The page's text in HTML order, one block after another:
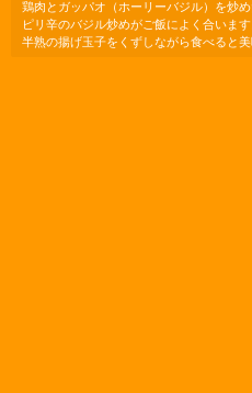
鶏肉とガッパオ（ホーリーバジル）を炒
ピリ辛のバジル炒めがご飯によく合います
半熟の揚げ玉子をくずしながら食べると美